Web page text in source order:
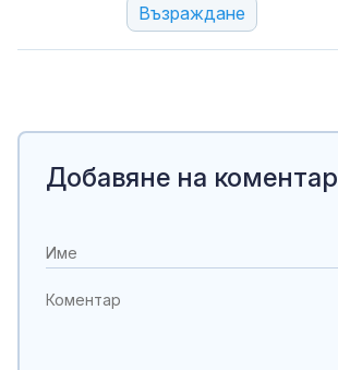
Възраждане
Добавяне на коментар